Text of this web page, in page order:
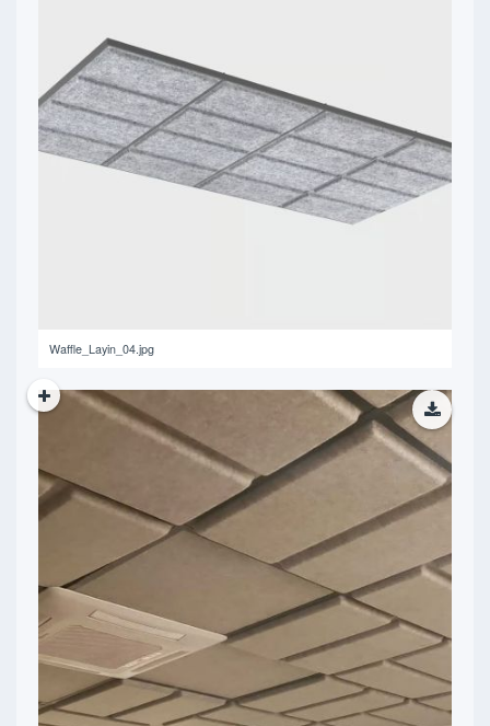
191.2 KB
Waffle_Layin_04.jpg
254.77 KB